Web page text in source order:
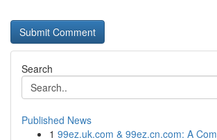
Search
Published News
1 99ez.uk.com & 99ez.cn.com: A